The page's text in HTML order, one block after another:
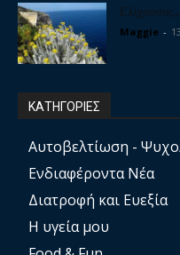
Ελίχρυσος,
Maggie -
ΚΑΤΗΓΟΡΙΕΣ
Αυτοβελτίωση -
Ενδιαφέροντα Νέα
Διατροφή και Ευεξία
Η υγεία μου